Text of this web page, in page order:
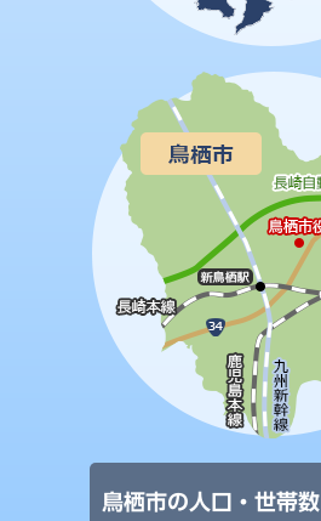
鳥栖市の人口・世帯数